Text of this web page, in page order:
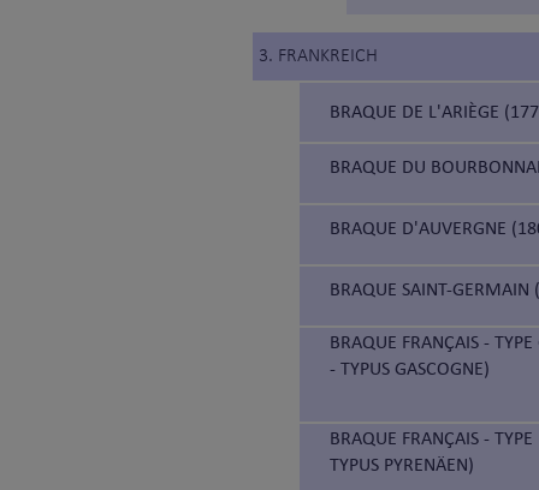
3. FRANKREICH
BRAQUE DE L'ARIÈGE
BRAQUE DU
BRAQUE D'AUVERGNE
BRAQUE SAINT-GERMAIN
BRAQUE FRANÇAIS -
- TYPUS GASCOGNE)
BRAQUE FRANÇAIS -
TYPUS PYRENÄEN)